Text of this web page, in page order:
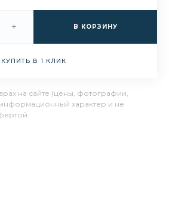
+ В КОРЗИНУ
КУПИТЬ В 1 КЛИК
на сайте (цены, фотографии,
информационный характер и не